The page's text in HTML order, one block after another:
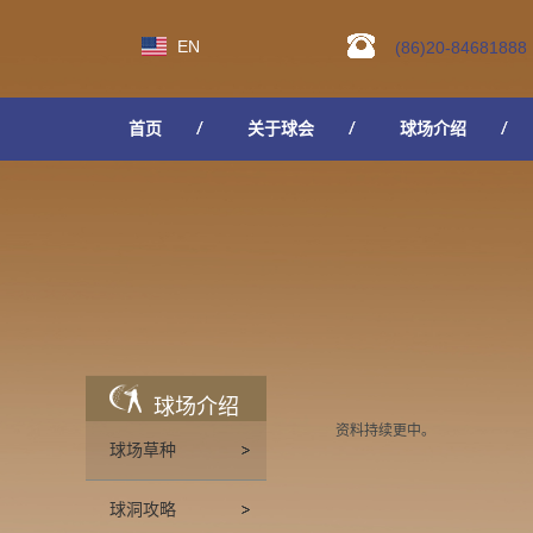
(86)20-84681888
EN
首页 关于球会 球场介绍
球场介绍
球场草种
球洞攻略
资料持续更中。